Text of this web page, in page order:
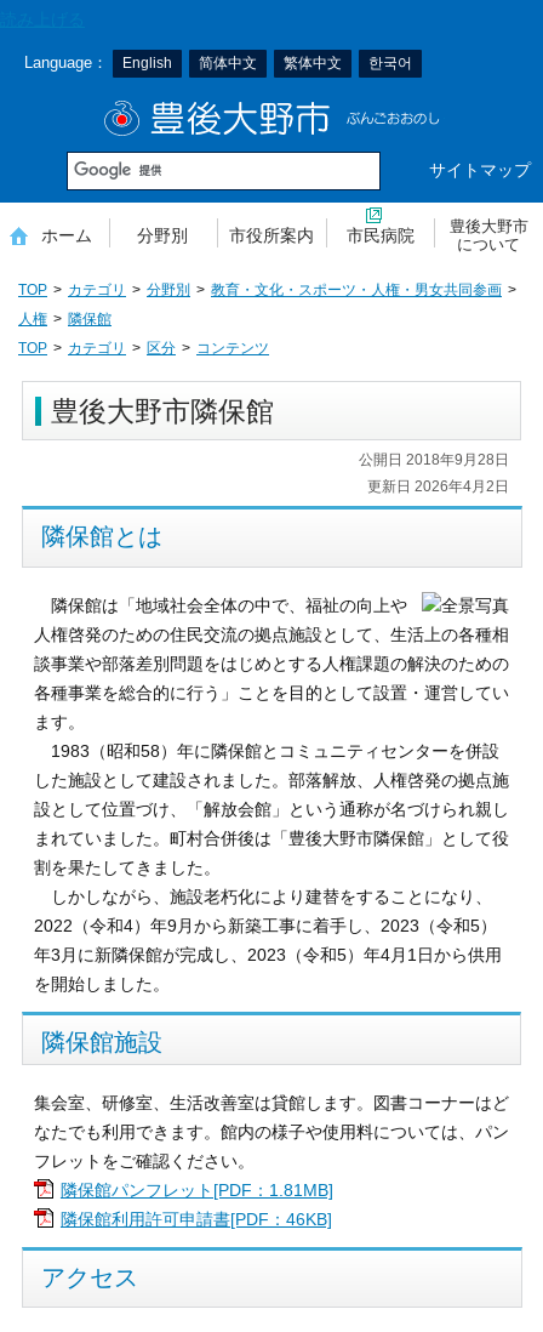
Language： English 简体中文 繁体中文 한국어
サイトマップ
ホーム 分野別 市役所案内 市民病院
豊後大野市
について
TOP カテゴリ 分野別
教育・文化・スポーツ・人権・男女共同参画
人権
隣保館
TOP
カテゴリ 区分 コンテンツ
豊後大野市隣保館
公開日 2018年9月28日
更新日 2026年4月2日
隣保館とは
隣保館は「地域社会全体の中で、福祉の向上や
人権啓発のための住民交流の拠点施設として、生活上の各種相
談事業や部落差別問題をはじめとする人権課題の解決のための
各種事業を総合的に行う」ことを目的として設置・運営してい
ます。
1983（昭和58）年に隣保館とコミュニティセンターを併設
した施設として建設されました。部落解放、人権啓発の拠点施
設として位置づけ、「解放会館」という通称が名づけられ親し
まれていました。町村合併後は「豊後大野市隣保館」として役
割を果たしてきました。
しかしながら、施設老朽化により建替をすることになり、
2022（令和4）年9月から新築工事に着手し、2023（令和5）
年3月に新隣保館が完成し、2023（令和5）年4月1日から供用
を開始しました。
隣保館施設
集会室、研修室、生活改善室は貸館します。図書コーナーはど
なたでも利用できます。館内の様子や使用料については、パン
フレットをご確認ください。
隣保館パンフレット[PDF：1.81MB]
隣保館利用許可申請書[PDF：46KB]
アクセス